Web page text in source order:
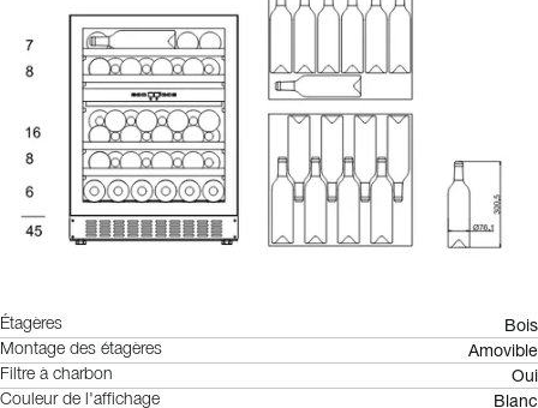
Étagères Bois
Montage des étagères Amovible
Filtre à charbon Oui
Couleur de l'affichage Blanc